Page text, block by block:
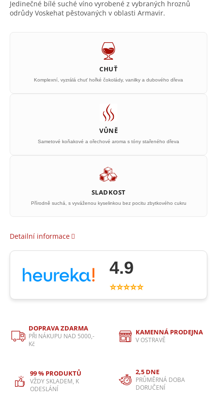
Jedinečné bílé suché víno vyrobené z vybraných hroznů
odrůdy Voskehat pěstovaných v oblasti Armavir.
CHUŤ
Komplexní, vyzrálá chuť hořké čokolády, vanilky a dubového dřeva
VŮNĚ
Sametové koňakové a ořechové aroma s tóny stařeného dřeva
SLADKOST
Přírodně suchá, s vyváženou kyselinkou bez pocitu zbytkového cukru
Detailní informace
4.9
⭐⭐⭐⭐⭐
DOPRAVA ZDARMA
PŘI NÁKUPU NAD 5000,-
Kč
KAMENNÁ PRODEJNA
V OSTRAVĚ
99 % PRODUKTŮ
VŽDY SKLADEM, K
ODESLÁNÍ
2,5 DNE
PRŮMĚRNÁ DOBA
DORUČENÍ